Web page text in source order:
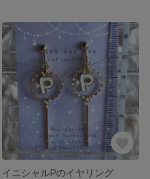
イニシャルPのイヤリング